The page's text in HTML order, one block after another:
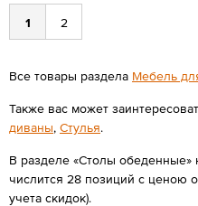
1 2
Все товары раздела Мебель
Также вас может
диваны, Стулья.
В разделе «Столы обеденные»
числится 28 позиций с ценою
учета скидок).